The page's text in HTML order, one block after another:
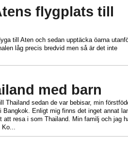
flygplats till
till Aten och sedan upptäcka öarna
låg precis bredvid men så är det inte
med barn
Thailand sedan de var bebisar, min
Bangkok. Enligt mig finns det inget annat
att resa i som Thailand. Min familj och jag
Ko...